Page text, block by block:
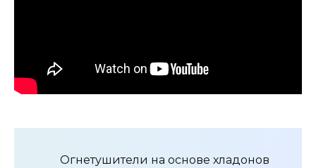
Огнетушители на основе хладонов